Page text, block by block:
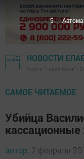
НОВОСТИ
САМОЕ ЧИТАЕМОЕ
Убийца
автор, 2 февраля
4